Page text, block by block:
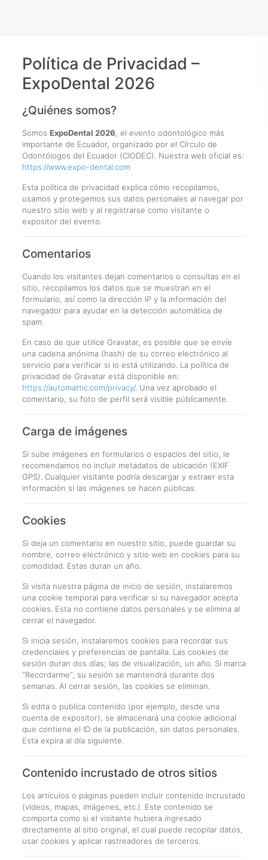
Política de Privacidad –
ExpoDental 2026
¿Quiénes somos?
Somos ExpoDental 2026 , el evento odontológico más
importante de Ecuador, organizado por el Círculo de
Odontólogos del Ecuador (CIODEC). Nuestra web oficial es:
https://www.expo-dental.com
Esta política de privacidad explica cómo recopilamos,
usamos y protegemos sus datos personales al navegar por
nuestro sitio web y al registrarse como visitante o
expositor del evento.
Comentarios
Cuando los visitantes dejan comentarios o consultas en el
sitio, recopilamos los datos que se muestran en el
formulario, así como la dirección IP y la información del
navegador para ayudar en la detección automática de
spam.
En caso de que utilice Gravatar, es posible que se envíe
una cadena anónima (hash) de su correo electrónico al
servicio para verificar si lo está utilizando. La política de
privacidad de Gravatar está disponible en:
https://automattic.com/privacy/. Una vez aprobado el
comentario, su foto de perfil será visible públicamente.
Carga de imágenes
Si sube imágenes en formularios o espacios del sitio, le
recomendamos no incluir metadatos de ubicación (EXIF
GPS). Cualquier visitante podría descargar y extraer esta
información si las imágenes se hacen públicas.
Cookies
Si deja un comentario en nuestro sitio, puede guardar su
nombre, correo electrónico y sitio web en cookies para su
comodidad. Estas duran un año.
Si visita nuestra página de inicio de sesión, instalaremos
una cookie temporal para verificar si su navegador acepta
cookies. Esta no contiene datos personales y se elimina al
cerrar el navegador.
Si inicia sesión, instalaremos cookies para recordar sus
credenciales y preferencias de pantalla. Las cookies de
sesión duran dos días; las de visualización, un año. Si marca
“Recordarme”, su sesión se mantendrá durante dos
semanas. Al cerrar sesión, las cookies se eliminan.
Si edita o publica contenido (por ejemplo, desde una
cuenta de expositor), se almacenará una cookie adicional
que contiene el ID de la publicación, sin datos personales.
Esta expira al día siguiente.
Contenido incrustado de otros sitios
Los artículos o páginas pueden incluir contenido incrustado
(videos, mapas, imágenes, etc.). Este contenido se
comporta como si el visitante hubiera ingresado
directamente al sitio original, el cual puede recopilar datos,
usar cookies y aplicar rastreadores de terceros.